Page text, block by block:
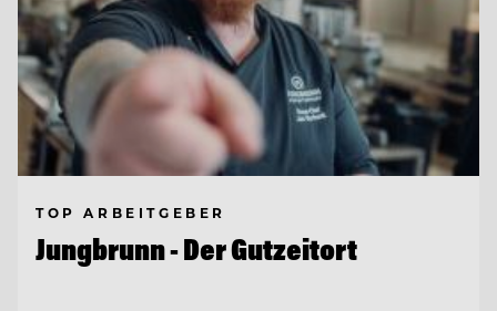
TOP ARBEITGEBER
Jungbrunn - Der Gutzeitort